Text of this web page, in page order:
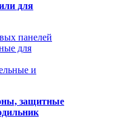
для
панелей
для
и
защитные